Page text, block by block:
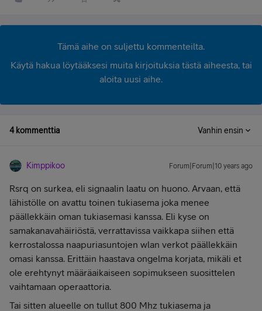
Tämä aihe on suljettu kommenteilta.
Käytä hakua löytääksesi muita kirjoituksia tästä aiheesta, tai
aloita uusi aihe.
4 kommenttia Vanhin ensin
Kimppikoo Forum|Forum|10 years ago
Rsrq on surkea, eli signaalin laatu on huono. Arvaan, että
lähistölle on avattu toinen tukiasema joka menee
päällekkäin oman tukiasemasi kanssa. Eli kyse on
samakanavahäiriöstä, verrattavissa vaikkapa siihen että
kerrostalossa naapuriasuntojen wlan verkot päällekkäin
omasi kanssa. Erittäin haastava ongelma korjata, mikäli et
ole erehtynyt määräaikaiseen sopimukseen suosittelen
vaihtamaan operaattoria.
Tai sitten alueelle on tullut 800 Mhz tukiasema ja